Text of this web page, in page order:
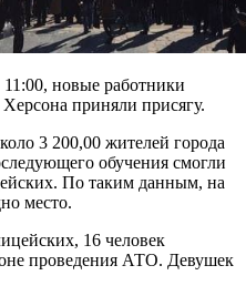
новые работники
приняли присягу.
3 200,00 жителей города
обучения смогли
По таким данным, на
место.
16 человек
проведения АТО. Девушек